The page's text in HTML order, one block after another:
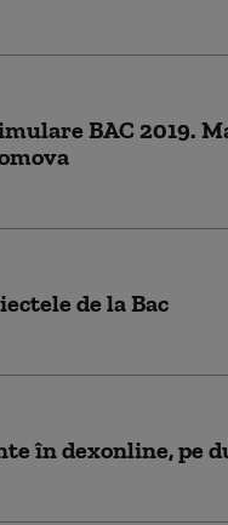
BAC 2019.
de la Bac
în dexonline, pe